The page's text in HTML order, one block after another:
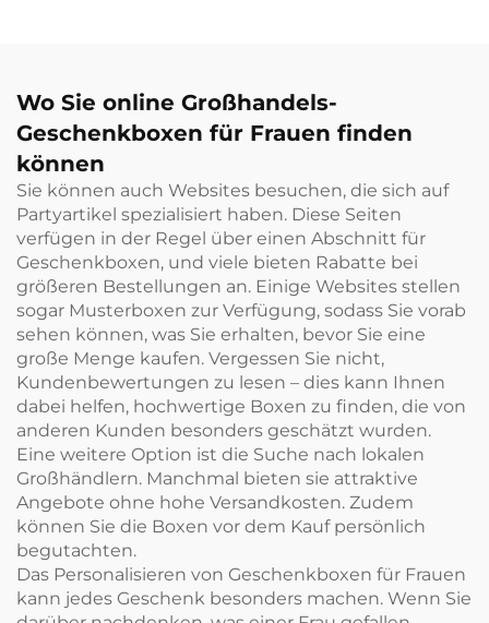
Wo Sie online Großhandels-
Geschenkboxen für Frauen finden
können
Sie können auch Websites besuchen, die sich auf
Partyartikel spezialisiert haben. Diese Seiten
verfügen in der Regel über einen Abschnitt für
Geschenkboxen, und viele bieten Rabatte bei
größeren Bestellungen an. Einige Websites stellen
sogar Musterboxen zur Verfügung, sodass Sie vorab
sehen können, was Sie erhalten, bevor Sie eine
große Menge kaufen. Vergessen Sie nicht,
Kundenbewertungen zu lesen – dies kann Ihnen
dabei helfen, hochwertige Boxen zu finden, die von
anderen Kunden besonders geschätzt wurden.
Eine weitere Option ist die Suche nach lokalen
Großhändlern. Manchmal bieten sie attraktive
Angebote ohne hohe Versandkosten. Zudem
können Sie die Boxen vor dem Kauf persönlich
begutachten.
Das Personalisieren von Geschenkboxen für Frauen
kann jedes Geschenk besonders machen. Wenn Sie